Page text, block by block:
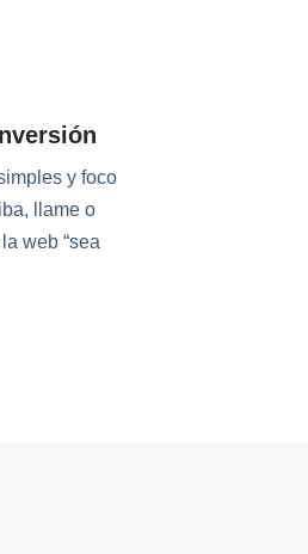
y foco
llame o
web “sea